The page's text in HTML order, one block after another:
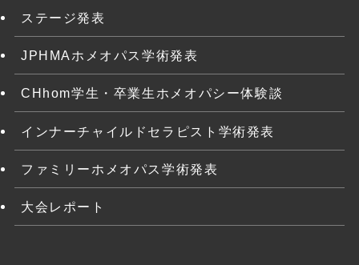
ステージ発表
JPHMAホメオパス学術発表
CHhom学生・卒業生ホメオパシー体験談
インナーチャイルドセラピスト学術発表
ファミリーホメオパス学術発表
大会レポート